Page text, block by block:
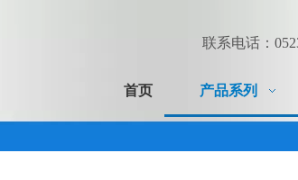
联系电话：
首页 产品系列